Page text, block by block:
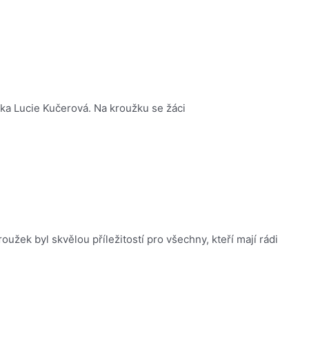
Lucie Kučerová. Na kroužku se žáci
byl skvělou příležitostí pro všechny, kteří mají rádi